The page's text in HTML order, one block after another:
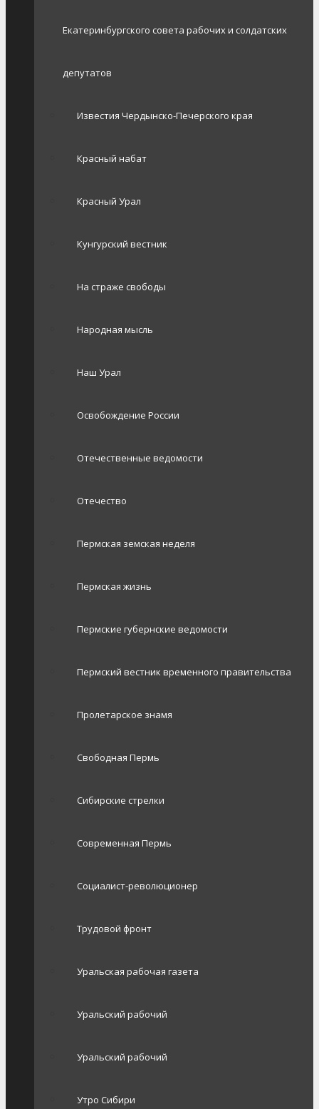
Екатеринбургского совета рабочих и солдатских
депутатов
Известия Чердынско-Печерского края
Красный набат
Красный Урал
Кунгурский вестник
На страже свободы
Народная мысль
Наш Урал
Освобождение России
Отечественные ведомости
Отечество
Пермская земская неделя
Пермская жизнь
Пермские губернские ведомости
Пермский вестник временного правительства
Пролетарское знамя
Свободная Пермь
Сибирские стрелки
Современная Пермь
Социалист-революционер
Трудовой фронт
Уральская рабочая газета
Уральский рабочий
Уральский рабочий
Утро Сибири